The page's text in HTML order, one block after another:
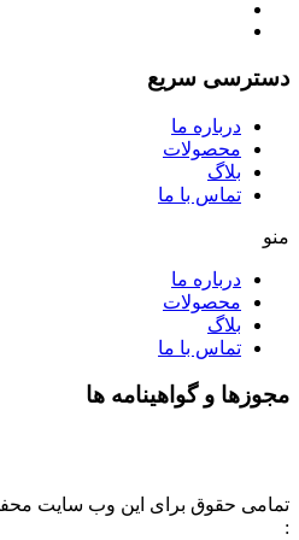
دسترسی سریع
درباره ما
محصولات
بلاگ
تماس با ما
منو
درباره ما
محصولات
بلاگ
تماس با ما
مجوزها و گواهینامه ها
تمامی حقوق برای این وب سایت
: